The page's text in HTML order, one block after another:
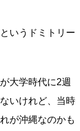
いうドミトリー
大学時代に2週
いけれど、当時
が沖縄なのかも